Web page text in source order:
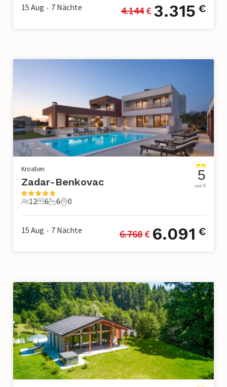
15 Aug • 7 Nächte 4.144 € 3.315 €
Kroatien
Zadar-Benkovac
12 Gäste
12
6 Schlafzimmer
6
6 Badezimmer
6
0 Haustiere
0
5
von 5
15 Aug • 7 Nächte 6.768 € 6.091 €